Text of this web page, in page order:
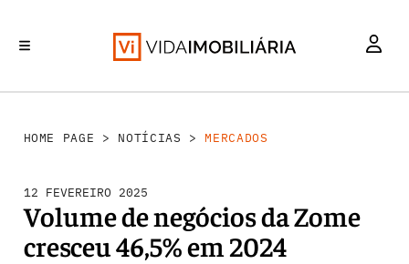
HOME PAGE > NOTÍCIAS >MERCADOS
12 FEVEREIRO 2025
Volume de negócios da Zome
cresceu 46,5% em 2024